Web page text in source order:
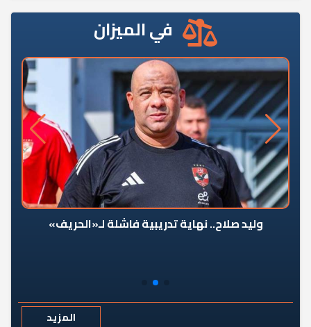
في الميزان
وليد صلاح.. نهاية تدريبية فاشلة لـ«الحريف»
المزيد